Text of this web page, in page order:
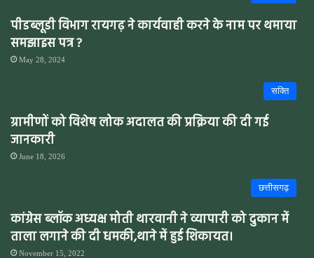
पीडब्लूडी विभाग रायगढ़ ने कार्यवाही करने के नाम पर थमाया
समझाइस पत्र ?
May 28, 2024
सक्ति
ग्रामीणों को विशेष लोक अदालत की प्रक्रिया की दी गई
जानकारी
June 18, 2026
छत्तीसगढ़
कांग्रेस ब्लॉक अध्यक्ष मोती थारवानी ने व्यापारी को दुकान में
ताला लगाने की दी धमकी,थाने में हुई शिकायत।
November 15, 2022